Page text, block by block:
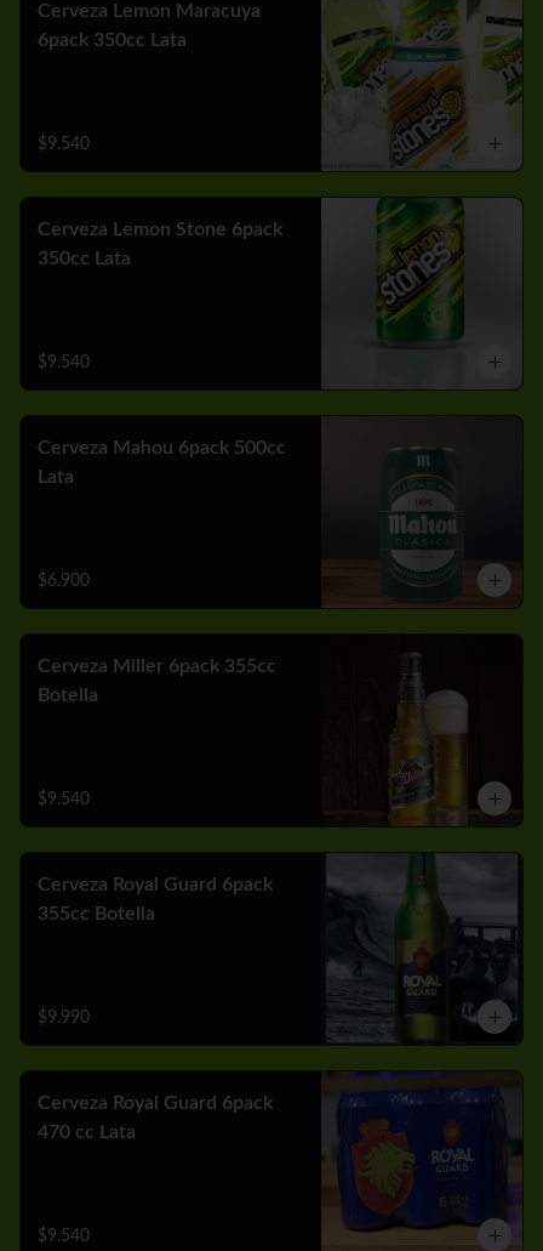
Cerveza Lemon Maracuya
6pack 350cc Lata
$9.540
Cerveza Lemon Stone 6pack
350cc Lata
$9.540
Cerveza Mahou 6pack 500cc
Lata
$6.900
Cerveza Miller 6pack 355cc
Botella
$9.540
Cerveza Royal Guard 6pack
355cc Botella
$9.990
Cerveza Royal Guard 6pack
470 cc Lata
$9.540